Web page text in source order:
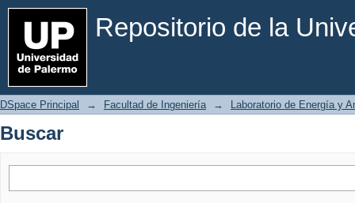
Repositorio de la
Buscar
DSpace Principal → Facultad de Ingeniería → Laboratorio de Energía y
Buscar